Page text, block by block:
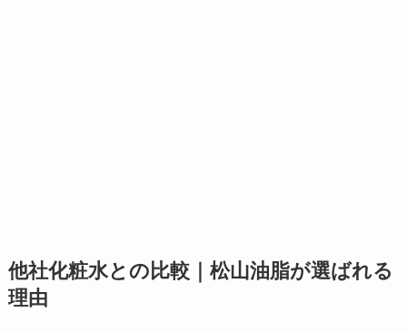
他社化粧水との比較｜松山油脂が選ばれる
理由